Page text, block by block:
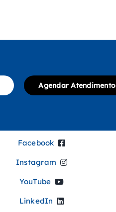
Agendar Atendimento
Facebook
Instagram
YouTube
LinkedIn